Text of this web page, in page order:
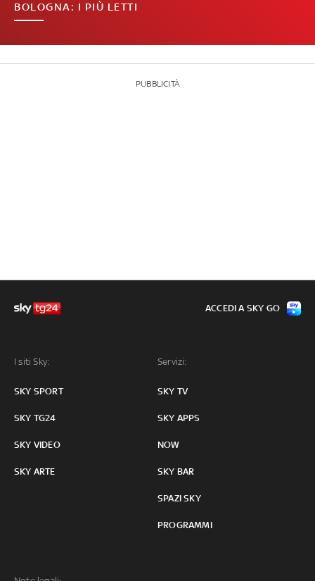
BOLOGNA: I PIÙ LETTI
PUBBLICITÀ
I siti Sky:
SKY SPORT
SKY TG24
SKY VIDEO
SKY ARTE
Servizi:
SKY TV
SKY APPS
NOW
SKY BAR
SPAZI SKY
PROGRAMMI
ACCEDI A SKY GO